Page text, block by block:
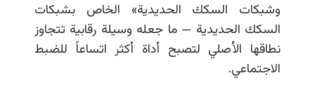
وشبكات السكك الحديدية» الخاص بشبكات
السكك الحديدية — ما جعله وسيلة رقابية تتجاوز
نطاقها الأصلي لتصبح أداة أكثر اتساعاً للضبط
الاجتماعي.